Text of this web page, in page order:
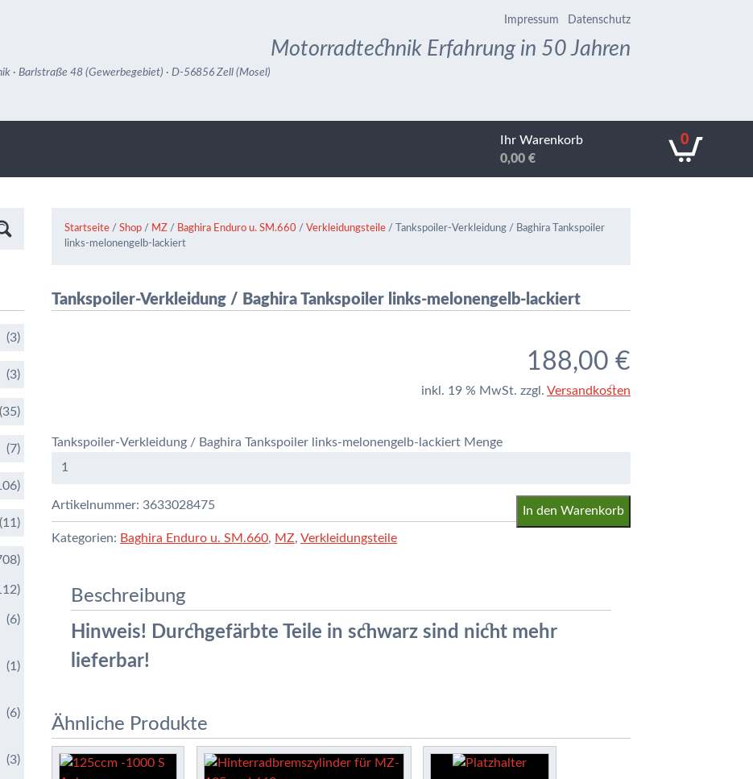
Impressum Datenschutz
Motorradtechnik Erfahrung in 50 Jahren
· Barlstraße 48 (Gewerbegebiet) · D-56856 Zell (Mosel)
Ihr Warenkorb
0,00€
0
Startseite /Shop / MZ / Baghira Enduro u. SM.660 / Verkleidungsteile / Tankspoiler-Verkleidung / Baghira Tankspoiler
links-melonengelb-lackiert
Tankspoiler-Verkleidung / Baghira Tankspoiler links-melonengelb-lackiert
188,00 €
inkl. 19 % MwSt. zzgl. Versandkosten
Tankspoiler-Verkleidung / Baghira Tankspoiler links-melonengelb-lackiert Menge
In den Warenkorb
Artikelnummer: 3633028475
Kategorien: Baghira Enduro u. SM.660, MZ,Verkleidungsteile
Beschreibung
Hinweis! Durchgefärbte Teile in schwarz sind nicht mehr
lieferbar!
Ähnliche Produkte
(3)
(3)
(35)
(7)
(11)
(6)
(1)
(6)
(3)